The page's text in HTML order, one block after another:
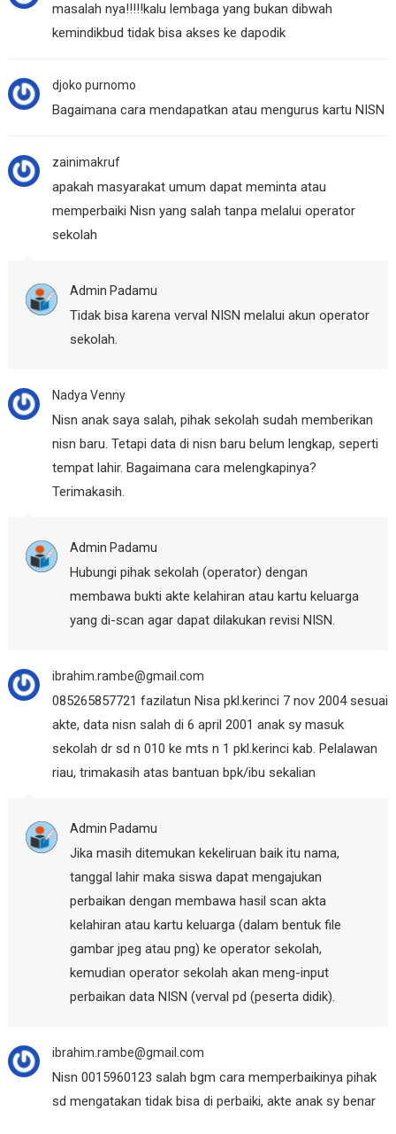
masalah nya!!!!!kalu lembaga yang bukan dibwah
kemindikbud tidak bisa akses ke dapodik
djoko purnomo
Bagaimana cara mendapatkan atau mengurus kartu NISN
zainimakruf
apakah masyarakat umum dapat meminta atau
memperbaiki Nisn yang salah tanpa melalui operator
sekolah
Admin Padamu
Tidak bisa karena verval NISN melalui akun operator
sekolah.
Nadya Venny
Nisn anak saya salah, pihak sekolah sudah memberikan
nisn baru. Tetapi data di nisn baru belum lengkap, seperti
tempat lahir. Bagaimana cara melengkapinya?
Terimakasih.
Admin Padamu
Hubungi pihak sekolah (operator) dengan
membawa bukti akte kelahiran atau kartu keluarga
yang di-scan agar dapat dilakukan revisi NISN.
ibrahim.rambe@gmail.com
085265857721 fazilatun Nisa pkl.kerinci 7 nov 2004 sesuai
akte, data nisn salah di 6 april 2001 anak sy masuk
sekolah dr sd n 010 ke mts n 1 pkl.kerinci kab. Pelalawan
riau, trimakasih atas bantuan bpk/ibu sekalian
Admin Padamu
Jika masih ditemukan kekeliruan baik itu nama,
tanggal lahir maka siswa dapat mengajukan
perbaikan dengan membawa hasil scan akta
kelahiran atau kartu keluarga (dalam bentuk file
gambar jpeg atau png) ke operator sekolah,
kemudian operator sekolah akan meng-input
perbaikan data NISN (verval pd (peserta didik).
ibrahim.rambe@gmail.com
Nisn 0015960123 salah bgm cara memperbaikinya pihak
sd mengatakan tidak bisa di perbaiki, akte anak sy benar